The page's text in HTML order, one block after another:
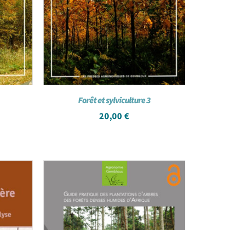
Forêt et sylviculture 3
20,00 €